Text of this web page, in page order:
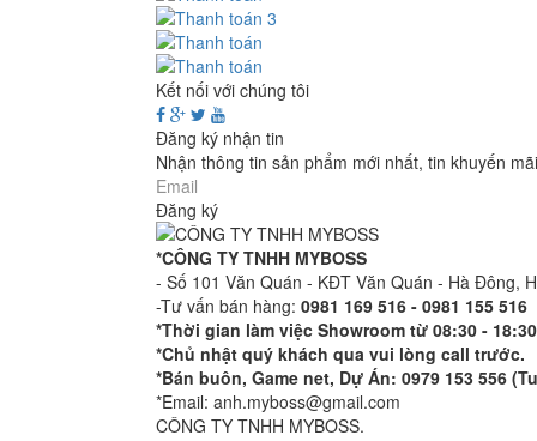
Kết nối với chúng tôi
Đăng ký nhận tin
Nhận thông tin sản phẩm mới nhất, tin khuyến
Đăng ký
*CÔNG TY TNHH MYBOSS
- Số 101 Văn Quán - KĐT Văn Quán - Hà Đông,
-Tư vấn bán hàng: 0981 169 516 - ​0981 155 516
*Thời gian làm việc Showroom từ 08:30 -
*Chủ nhật quý khách qua vui lòng call trước.
*Bán buôn, Game net, Dự Án: 0979 153 556
*Email: anh.myboss@gmail.com
CÔNG TY TNHH MYBOSS.